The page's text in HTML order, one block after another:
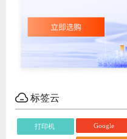
标签云
打印机 Google